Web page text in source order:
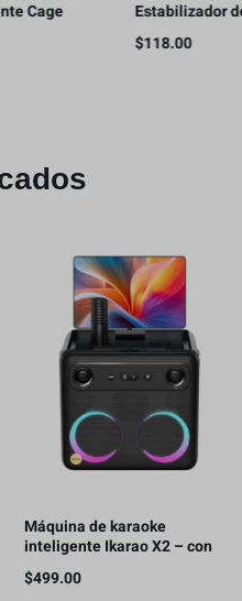
Estabilizador de cardán de
rotación de 360° , control
remoto magnético, trípode
Máquina de karaoke
inteligente Ikarao X2 – con
pantalla de letras, tableta de
karaoke de 32GB, 2
$499.00